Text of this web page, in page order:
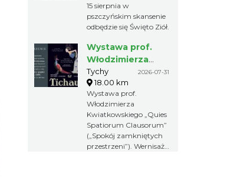
15 sierpnia w
pszczyńskim skansenie
odbędzie się Święto Ziół.
Wystawa prof.
Włodzimierza
Kwiatkowskiego
w Tichauer Art
Gallery
Tychy 2026-07-31
18.00 km
Wystawa prof.
Włodzimierza
Kwiatkowskiego „Quies
Spatiorum Clausorum”
(„Spokój zamkniętych
przestrzeni”). Wernisaż